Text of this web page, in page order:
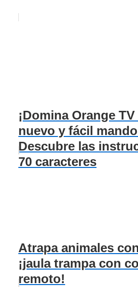
¡Domina Orange
nuevo y fácil
Descubre las
70 caracteres
Atrapa animales
¡jaula trampa con
remoto!